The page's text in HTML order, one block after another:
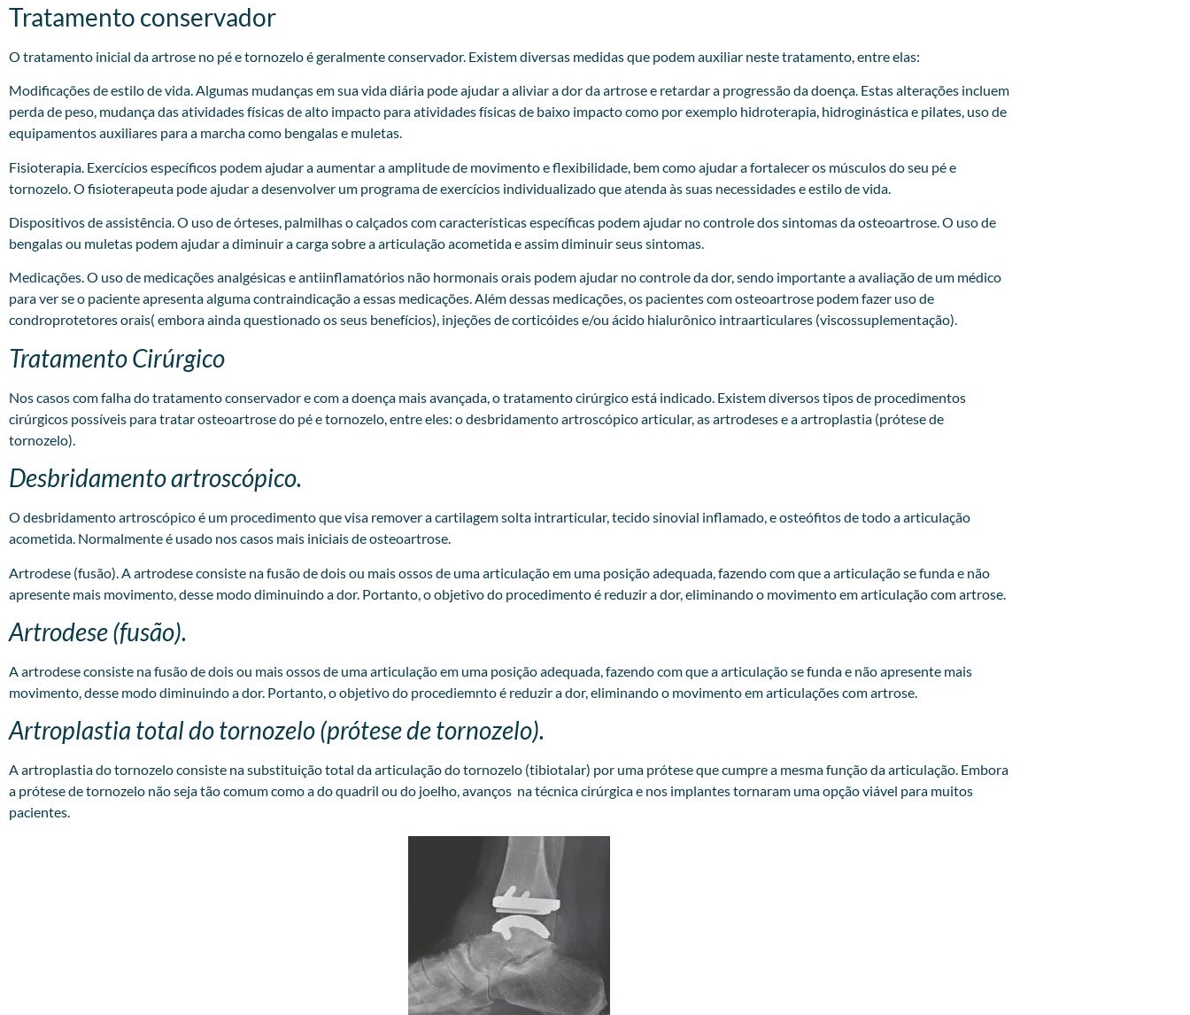
Tratamento conservador
O tratamento inicial da artrose no pé e tornozelo é geralmente conservador. Existem diversas medidas que podem auxiliar neste tratamento, entre elas:
Modificações de estilo de vida. Algumas mudanças em sua vida diária pode ajudar a aliviar a dor da artrose e retardar a progressão da doença. Estas alterações incluem
perda de peso, mudança das atividades físicas de alto impacto para atividades físicas de baixo impacto como por exemplo hidroterapia, hidroginástica e pilates, uso de
equipamentos auxiliares para a marcha como bengalas e muletas.
Fisioterapia. Exercícios específicos podem ajudar a aumentar a amplitude de movimento e flexibilidade, bem como ajudar a fortalecer os músculos do seu pé e
tornozelo. O fisioterapeuta pode ajudar a desenvolver um programa de exercícios individualizado que atenda às suas necessidades e estilo de vida.
Dispositivos de assistência. O uso de órteses, palmilhas o calçados com características específicas podem ajudar no controle dos sintomas da osteoartrose. O uso de
bengalas ou muletas podem ajudar a diminuir a carga sobre a articulação acometida e assim diminuir seus sintomas.
Medicações. O uso de medicações analgésicas e antiinflamatórios não hormonais orais podem ajudar no controle da dor, sendo importante a avaliação de um médico
para ver se o paciente apresenta alguma contraindicação a essas medicações. Além dessas medicações, os pacientes com osteoartrose podem fazer uso de
condroprotetores orais( embora ainda questionado os seus benefícios), injeções de corticóides e/ou ácido hialurônico intraarticulares (viscossuplementação).
Tratamento Cirúrgico
Nos casos com falha do tratamento conservador e com a doença mais avançada, o tratamento cirúrgico está indicado. Existem diversos tipos de procedimentos
cirúrgicos possíveis para tratar osteoartrose do pé e tornozelo, entre eles: o desbridamento artroscópico articular, as artrodeses e a artroplastia (prótese de
tornozelo).
Desbridamento artroscópico.
O desbridamento artroscópico é um procedimento que visa remover a cartilagem solta intrarticular, tecido sinovial inflamado, e osteófitos de todo a articulação
acometida. Normalmente é usado nos casos mais iniciais de osteoartrose.
Artrodese (fusão). A artrodese consiste na fusão de dois ou mais ossos de uma articulação em uma posição adequada, fazendo com que a articulação se funda e não
apresente mais movimento, desse modo diminuindo a dor. Portanto, o objetivo do procedimento é reduzir a dor, eliminando o movimento em articulação com artrose.
Artrodese (fusão).
A artrodese consiste na fusão de dois ou mais ossos de uma articulação em uma posição adequada, fazendo com que a articulação se funda e não apresente mais
movimento, desse modo diminuindo a dor. Portanto, o objetivo do procediemnto é reduzir a dor, eliminando o movimento em articulações com artrose.
Artroplastia total do tornozelo (prótese de tornozelo).
A artroplastia do tornozelo consiste na substituição total da articulação do tornozelo (tibiotalar) por uma prótese que cumpre a mesma função da articulação. Embora
a prótese de tornozelo não seja tão comum como a do quadril ou do joelho, avanços na técnica cirúrgica e nos implantes tornaram uma opção viável para muitos
pacientes.